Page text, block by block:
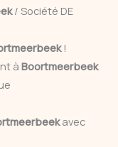
/ Société DE
!
à Boortmeerbeek
avec